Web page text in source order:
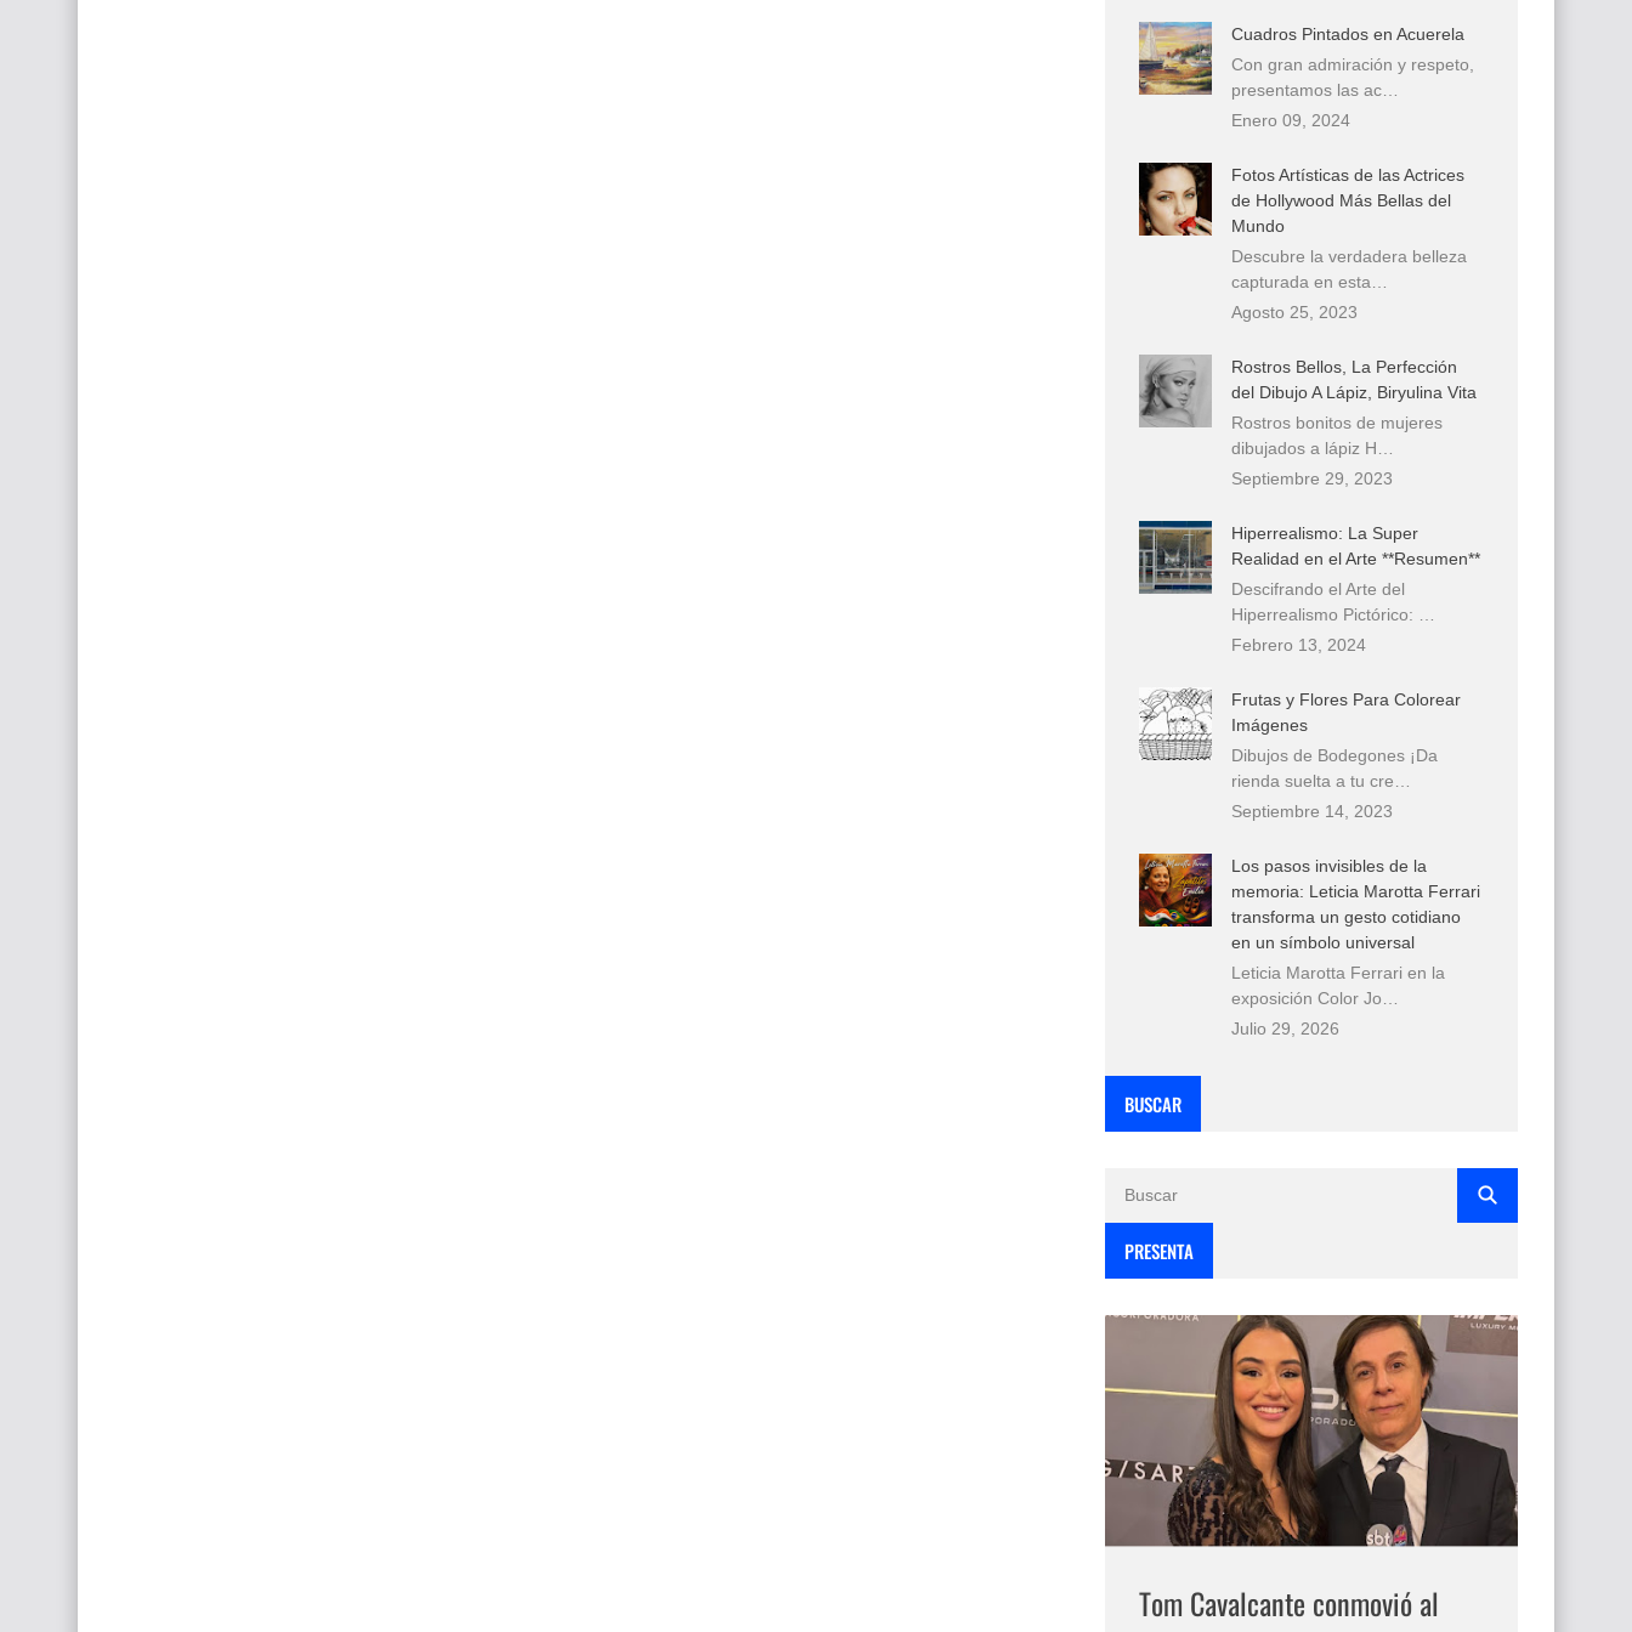
Cuadros Pintados en Acuerela
Con gran admiración y respeto,
presentamos las ac…
Enero 09, 2024
Fotos Artísticas de las Actrices
de Hollywood Más Bellas del
Mundo
Descubre la verdadera belleza
capturada en esta…
Agosto 25, 2023
Rostros Bellos, La Perfección
del Dibujo A Lápiz, Biryulina Vita
Rostros bonitos de mujeres
dibujados a lápiz H…
Septiembre 29, 2023
Hiperrealismo: La Super
Realidad en el Arte **Resumen**
Descifrando el Arte del
Hiperrealismo Pictórico: …
Febrero 13, 2024
Frutas y Flores Para Colorear
Imágenes
Dibujos de Bodegones ¡Da
rienda suelta a tu cre…
Septiembre 14, 2023
Los pasos invisibles de la
memoria: Leticia Marotta Ferrari
transforma un gesto cotidiano
en un símbolo universal
Leticia Marotta Ferrari en la
exposición Color Jo…
Julio 29, 2026
BUSCAR
PRESENTA
Tom Cavalcante conmovió al